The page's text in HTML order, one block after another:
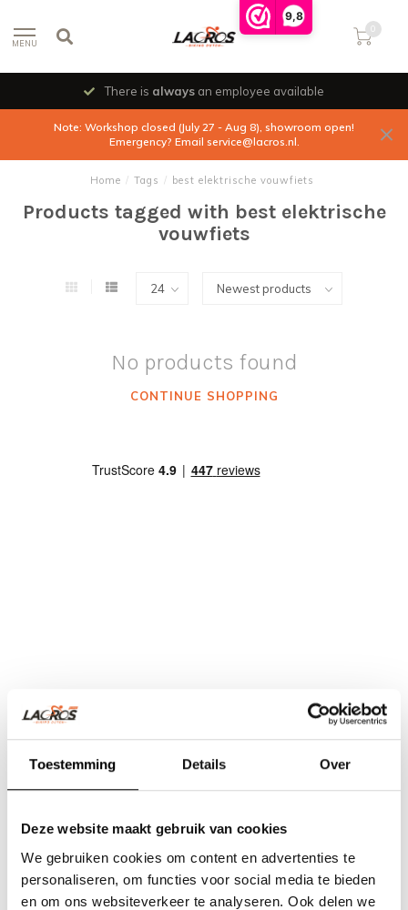
9,8
Toestemming Details Over
Deze website maakt gebruik van cookies
We gebruiken cookies om content en advertenties te
personaliseren, om functies voor social media te bieden
en om ons websiteverkeer te analyseren. Ook delen we
MENU
0
There is always an employee available
Note: Workshop closed (July 27 - Aug 8), showroom open!
Emergency? Email service@lacros.nl.
Home / Tags / best elektrische vouwfiets
Products tagged with best elektrische
vouwfiets
No products found
CONTINUE SHOPPING
Team Lacros
Nieuwe Eerdsebaan 16, 5482 VS Schijndel Nederland
CoC no.: 62140957